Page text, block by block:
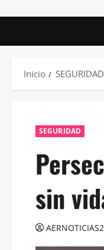
Inicio SEGURIDAD
SEGURIDAD
sin
AERNOTICIAS2